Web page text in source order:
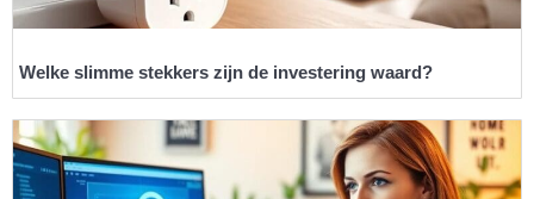
Welke slimme stekkers zijn de investering waard?